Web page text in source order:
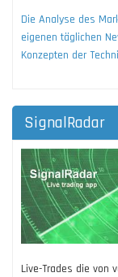
Die Analyse des
eigenen täglichen
Konzepten der
SignalRadar
Live-Trades die von